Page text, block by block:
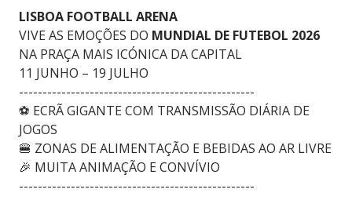
LISBOA FOOTBALL ARENA
VIVE AS EMOÇÕES DO MUNDIAL DE FUTEBOL 2026
NA PRAÇA MAIS ICÓNICA DA CAPITAL
11 JUNHO – 19 JULHO
--------------------------------------------------
⚽ ECRÃ GIGANTE COM TRANSMISSÃO DIÁRIA DE
JOGOS
🍔 ZONAS DE ALIMENTAÇÃO E BEBIDAS AO AR LIVRE
🎉 MUITA ANIMAÇÃO E CONVÍVIO
--------------------------------------------------